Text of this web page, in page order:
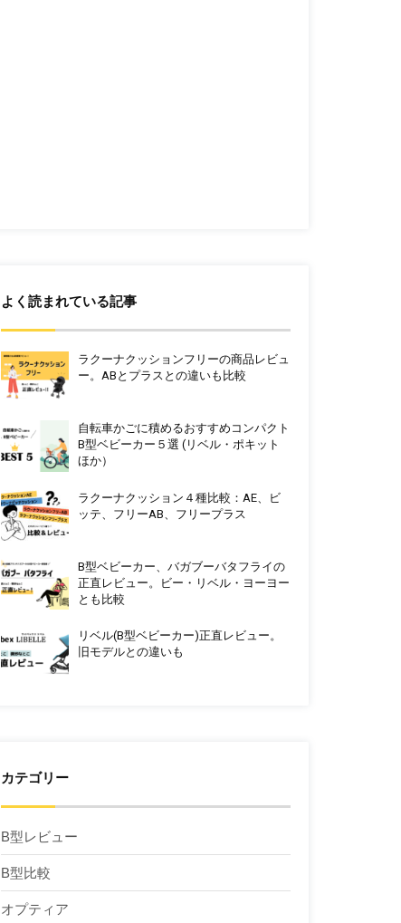
よく読まれている記事
ラクーナクッションフリーの商品レビュ
ー。ABとプラスとの違いも比較
自転車かごに積めるおすすめコンパクト
B型ベビーカー５選 (リベル・ポキット
ほか）
ラクーナクッション４種比較：AE、ビ
ッテ、フリーAB、フリープラス
B型ベビーカー、バガブーバタフライの
正直レビュー。ビー・リベル・ヨーヨー
とも比較
リベル(B型ベビーカー)正直レビュー。
旧モデルとの違いも
カテゴリー
B型レビュー
B型比較
オプティア